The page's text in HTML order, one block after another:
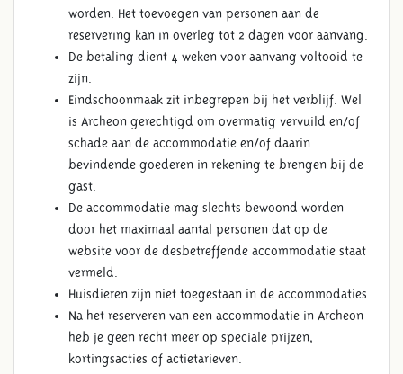
worden. Het toevoegen van personen aan de
reservering kan in overleg tot 2 dagen voor aanvang.
De betaling dient 4 weken voor aanvang voltooid te
zijn.
Eindschoonmaak zit inbegrepen bij het verblijf. Wel
is Archeon gerechtigd om overmatig vervuild en/of
schade aan de accommodatie en/of daarin
bevindende goederen in rekening te brengen bij de
gast.
De accommodatie mag slechts bewoond worden
door het maximaal aantal personen dat op de
website voor de desbetreffende accommodatie staat
vermeld.
Huisdieren zijn niet toegestaan in de accommodaties.
Na het reserveren van een accommodatie in Archeon
heb je geen recht meer op speciale prijzen,
kortingsacties of actietarieven.